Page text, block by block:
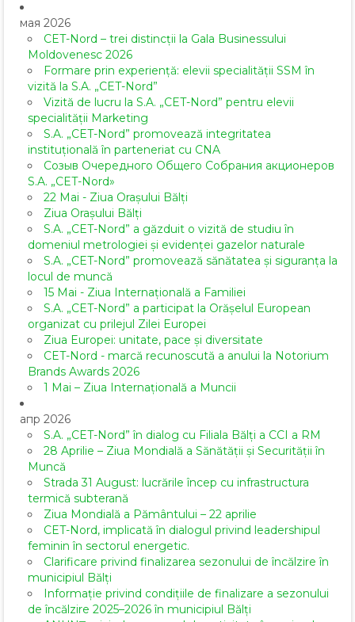
мая 2026
CET-Nord – trei distincții la Gala Businessului
Moldovenesc 2026
Formare prin experiență: elevii specialității SSM în
vizită la S.A. „CET-Nord”
Vizită de lucru la S.A. „CET-Nord” pentru elevii
specialității Marketing
S.A. „CET-Nord” promovează integritatea
instituțională în parteneriat cu CNA
Созыв Очередного Общего Собрания акционеров
S.A. „CET-Nord»
22 Mai - Ziua Orașului Bălți
Ziua Orașului Bălți
S.A. „CET-Nord” a găzduit o vizită de studiu în
domeniul metrologiei și evidenței gazelor naturale
S.A. „CET-Nord” promovează sănătatea și siguranța la
locul de muncă
15 Mai - Ziua Internațională a Familiei
S.A. „CET-Nord” a participat la Orășelul European
organizat cu prilejul Zilei Europei
Ziua Europei: unitate, pace și diversitate
CET-Nord - marcă recunoscută a anului la Notorium
Brands Awards 2026
1 Mai – Ziua Internațională a Muncii
апр 2026
S.A. „CET-Nord” în dialog cu Filiala Bălți a CCI a RM
28 Aprilie – Ziua Mondială a Sănătății și Securității în
Muncă
Strada 31 August: lucrările încep cu infrastructura
termică subterană
Ziua Mondială a Pământului – 22 aprilie
CET-Nord, implicată în dialogul privind leadershipul
feminin în sectorul energetic.
Clarificare privind finalizarea sezonului de încălzire în
municipiul Bălți
Informație privind condițiile de finalizare a sezonului
de încălzire 2025–2026 în municipiul Bălți